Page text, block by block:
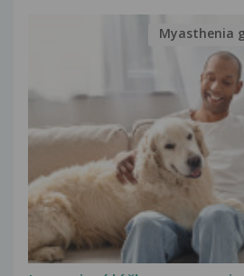
Myasthenia